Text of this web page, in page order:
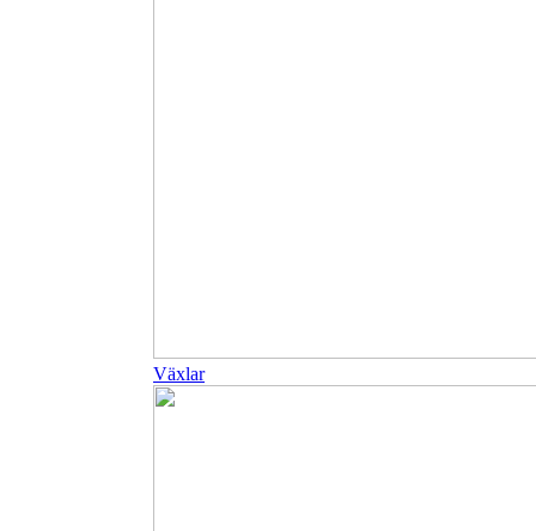
Växlar